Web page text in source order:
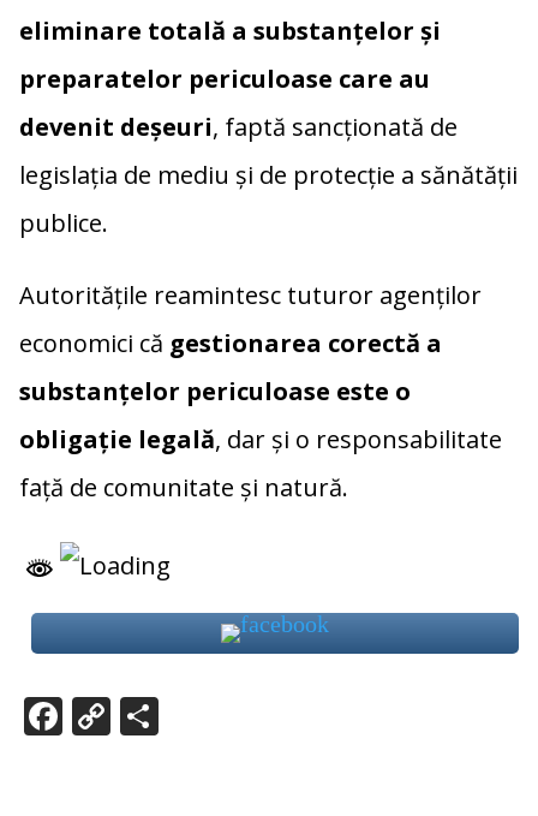
eliminare totală a substanțelor și
preparatelor periculoase care au
devenit deșeuri, faptă sancționată de
legislația de mediu și de protecție a sănătății
publice.
Autoritățile reamintesc tuturor agenților
economici că gestionarea corectă a
substanțelor periculoase este o
obligație legală, dar și o responsabilitate
față de comunitate și natură.
F C P